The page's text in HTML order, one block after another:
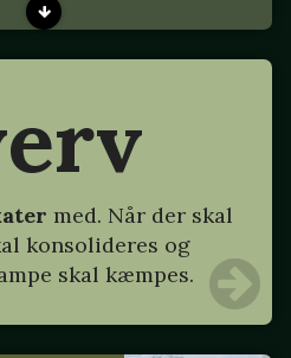
med. Når der skal
konsolideres og
skal kæmpes.